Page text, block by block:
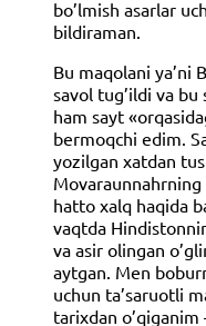
bo’lmish asarlar
bildiraman.
Bu maqolani ya’ni
savol tug’ildi va
ham sayt
bermoqchi edim.
yozilgan xatdan
hatto xalq haqida
vaqtda
va asir olingan
aytgan. Men
uchun ta’saruotli
tarixdan